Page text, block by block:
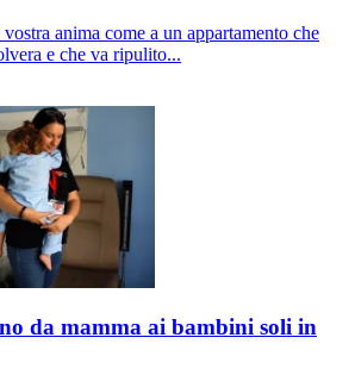
anima come a un appartamento che
e che va ripulito...
da mamma ai bambini soli in